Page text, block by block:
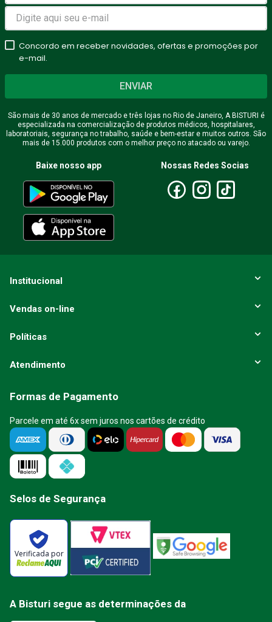
Avalie o produto de 1 a 5
estrelas
★★★★★
Seu nome
Endereço de email
Escreva uma avaliação
ENVIAR AVALIAÇÃO
Concordo em receber novidades, ofertas e promoções por
e-mail.
ENVIAR
São mais de 30 anos de mercado e três lojas no Rio de Janeiro, A BISTURI é
especializada na comercialização de produtos médicos, hospitalares,
laboratoriais, segurança no trabalho, saúde e bem-estar e muitos outros. São
mais de 15.000 produtos com o melhor preço no atacado ou varejo.
Baixe nosso app Nossas Redes Socias
Institucional
Vendas on-line
Políticas
Atendimento
Formas de Pagamento
Parcele em até 6x sem juros nos cartões de crédito
Selos de Segurança
Verificada por
A Bisturi segue as determinações da